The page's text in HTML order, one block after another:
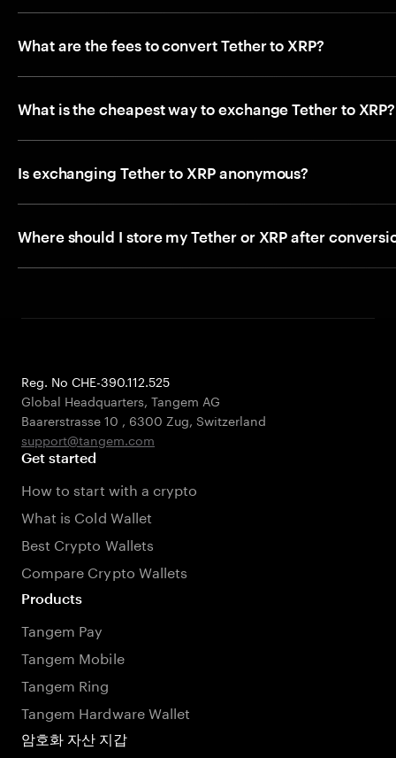
What are the fees to convert Tether to XRP?
What is the cheapest way to exchange Tether to XRP?
Is exchanging Tether to XRP anonymous?
Where should I store my Tether or XRP after
Reg. No CHE-390.112.525
Global Headquarters, Tangem AG
Baarerstrasse 10 , 6300 Zug, Switzerland
support@tangem.com
Get started
How to start with a crypto
What is Cold Wallet
Best Crypto Wallets
Compare Crypto Wallets
Products
Tangem Pay
Tangem Mobile
Tangem Ring
Tangem Hardware Wallet
암호화 자산 지갑